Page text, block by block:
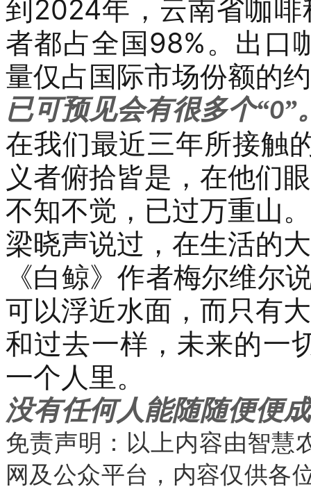
到 2024年，云南省咖
者都占全国98%。出口
量仅占国际市场份额的约
已可预见会有很多个“0”
在我们最近三年所接触
义者俯拾皆是，在他们
不知不觉，已过万重山。
梁晓声说过，在生活的
《白鲸》作者梅尔维尔
可以浮近水面，而只有
和过去一样， 未来的一
一个人里。
没有任何人能随随便便
免责声明：以上内容由智慧
网及公众平台，内容仅供各